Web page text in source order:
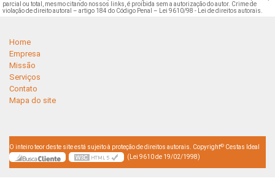
parcial ou total, mesmo citando nossos links, é proibida sem a autorização do autor. Crime de
violação de direito autoral – artigo 184 do Código Penal –
Lei 9610/98 - Lei de direitos autorais
Home
Empresa
Missão
Serviços
Contato
Mapa do site
O inteiro teor deste site está sujeito à proteção de direitos autorais. Copyright© Cestas Ideal
(Lei 9610 de 19/02/1998)